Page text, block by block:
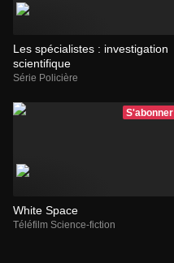
Les spécialistes : investigation
scientifique
Série Policière
S'abonner
White Space
Téléfilm Science-fiction